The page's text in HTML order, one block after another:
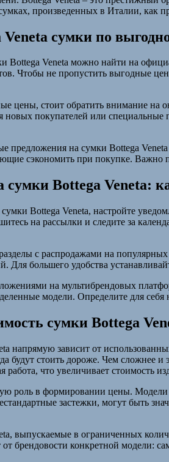
произведенных в Италии, как
сумки по
Bottega Veneta можно найти на
Чтобы не пропустить выгодные
цены, стоит обратить внимание на
новых покупателей или
на сумки Bottega
сэкономить при покупке. Важно
Bottega Veneta:
Bottega Veneta, настройте
на рассылки и следите за
с распродажами на
Для большего удобства
на мультибрендовых
модели. Определите для
сумки Bottega
напрямую зависит от
будут стоить дороже. Чем сложнее
работа, что увеличивает стоимость
роль в формировании цены.
застежки, могут быть
выпускаемые в ограниченных
от брендовости конкретной модели: